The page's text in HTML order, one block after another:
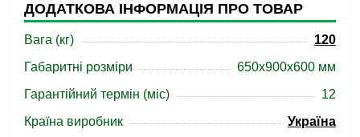
ДОДАТКОВА ІНФОРМАЦІЯ ПРО ТОВАР
Вага (кг)
120
Габаритні розміри
650x900x600 мм
Гарантійний термін (міс)
12
Країна виробник
Україна